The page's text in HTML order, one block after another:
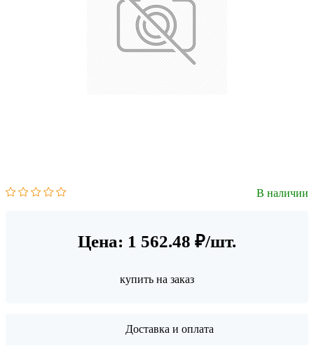
В наличии
Цена: 1 562.48 ₽/шт.
купить на заказ
Доставка и оплата